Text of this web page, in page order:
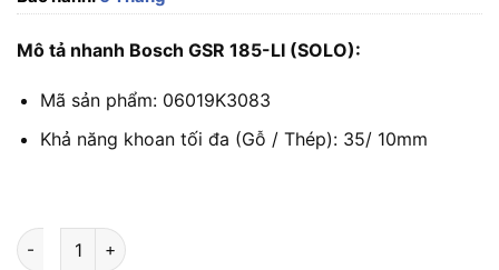
Mô tả nhanh Bosch GSR 185-LI (SOLO):
Mã sản phẩm: 06019K3083
Khả năng khoan tối đa (Gỗ / Thép): 35/ 10mm
Máy khoan vặn vít dùng pin Bosch GSR 185-LI (SOLO) số lượng